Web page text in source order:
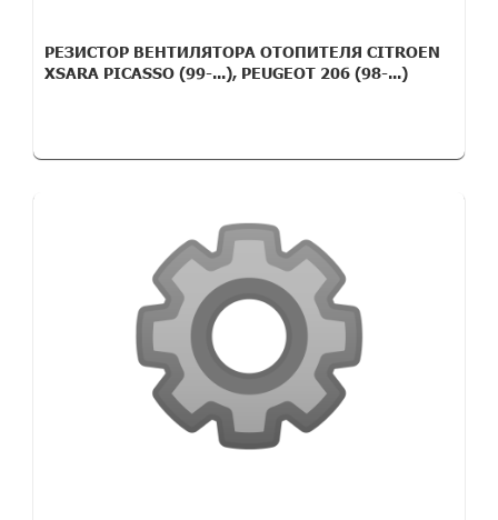
РЕЗИСТОР ВЕНТИЛЯТОРА ОТОПИТЕЛЯ CITROEN
XSARA PICASSO (99-...), PEUGEOT 206 (98-...)